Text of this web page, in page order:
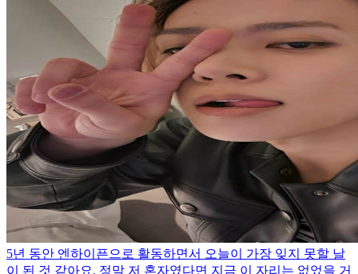
5년 동안 엔하이픈으로 활동하면서 오늘이 가장 잊지 못할 날
이 된 것 같아요. 정말 저 혼자였다면 지금 이 자리는 없었을 거